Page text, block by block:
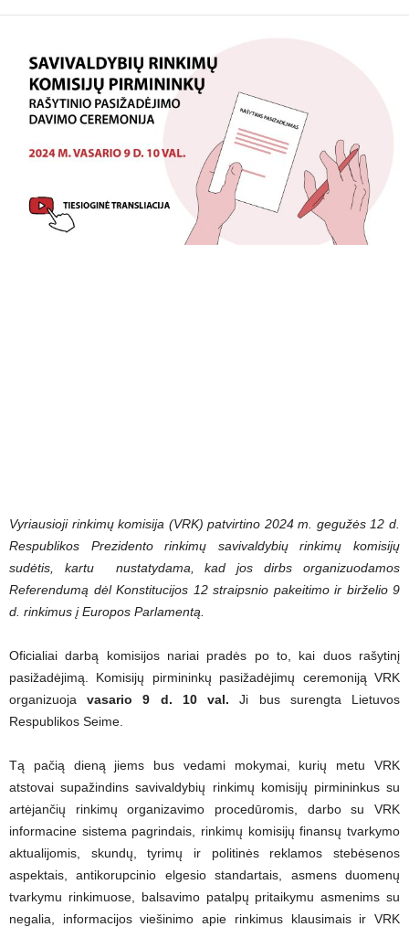
Vyriausioji rinkimų komisija (VRK) patvirtino 2024 m. gegužės 12 d.
Respublikos Prezidento rinkimų savivaldybių rinkimų komisijų
sudėtis, kartu nustatydama, kad jos dirbs organizuodamos
Referendumą dėl Konstitucijos 12 straipsnio pakeitimo ir birželio 9
d. rinkimus į Europos Parlamentą.
Oficialiai darbą komisijos nariai pradės po to, kai duos rašytinį
pasižadėjimą. Komisijų pirmininkų pasižadėjimų ceremoniją VRK
organizuojavasario 9 d. 10 val. Ji bus surengta Lietuvos
Respublikos Seime.
Tą pačią dieną jiems bus vedami mokymai, kurių metu VRK
atstovai supažindins savivaldybių rinkimų komisijų pirmininkus su
artėjančių rinkimų organizavimo procedūromis, darbo su VRK
informacine sistema pagrindais, rinkimų komisijų finansų tvarkymo
aktualijomis, skundų, tyrimų ir politinės reklamos stebėsenos
aspektais, antikorupcinio elgesio standartais, asmens duomenų
tvarkymu rinkimuose, balsavimo patalpų pritaikymu asmenims su
negalia, informacijos viešinimo apie rinkimus klausimais ir VRK